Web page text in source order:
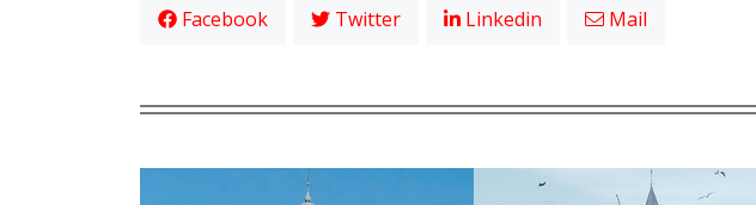
Facebook
Twitter Linkedin Mail